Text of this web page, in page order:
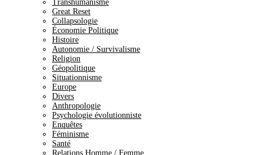
Transhumanisme
Great Reset
Collapsologie
Économie Politique
Histoire
Autonomie / Survivalisme
Religion
Géopolitique
Situationnisme
Europe
Divers
Anthropologie
Psychologie évolutionniste
Enquêtes
Féminisme
Santé
Relations Homme / Femme